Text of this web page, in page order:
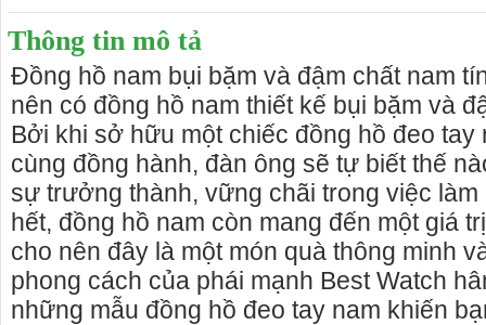
Thông tin mô tả
Đồng hồ nam bụi bặm và đậm chất nam
nên có đồng hồ nam thiết kế bụi bặm và
Bởi khi sở hữu một chiếc đồng hồ đeo tay
cùng đồng hành, đàn ông sẽ tự biết thế
sự trưởng thành, vững chãi trong việc
hết, đồng hồ nam còn mang đến một giá
cho nên đây là một món quà thông minh
phong cách của phái mạnh Best Watch
những mẫu đồng hồ đeo tay nam khiến